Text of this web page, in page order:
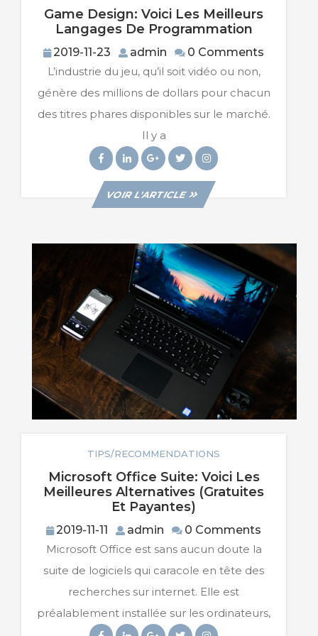
Game Design: Voici Les Meilleurs
Langages De ProgrammationGame
Voici
Les
Meilleurs
De
2019-11-23
2019-
11-
admin admin
0 Comments
L’industrie du jeu, qu’il soit vidéo ou non,
génère des millions de dollars pour chacun
des titres phares disponibles sur le marché.
Il y a
Facebook
LinkedinGoogleplus
TwitterInstagram
VOIR L'ARTICLE
VIEW
POST
TIPS/RECOMMENDATIONS
Microsoft Office Suite: Voici Les
Meilleures Alternatives (gratuites
Et Payantes)
Suite:
Voici
Les
Alternatives
(gratuites
Et
2019-11-11
2019-
11-
11
admin admin
0 Comments
Microsoft Office est sans aucun doute la
suite de logiciels qui caracole en tête des
recherches sur internet. Elle est
préalablement installée sur les ordinateurs,
Facebook
LinkedinGoogleplus
TwitterInstagram